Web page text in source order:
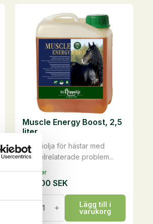
På lager
Energiolja för hästar med
muskelrelaterade problem...
Muscle Energy Boost, 2,5
liter
525,00SEK
Muscle
Energy
Boost,
Lägg till i
varukorg